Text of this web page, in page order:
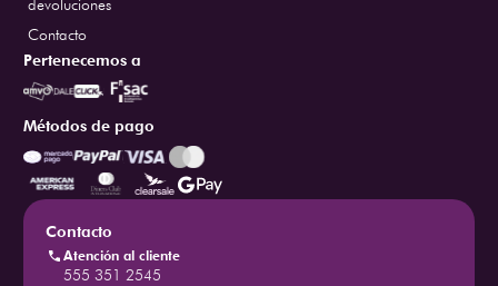
devoluciones
Contacto
Pertenecemos a
Métodos de pago
Contacto
Atención al cliente
555 351 2545